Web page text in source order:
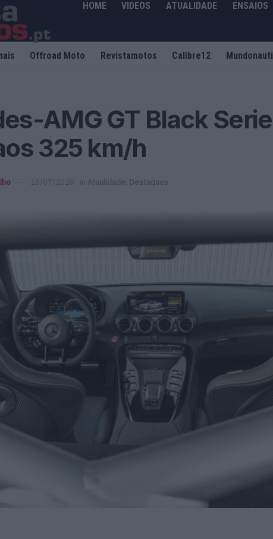
HOME VIDEOS ATUALIDADE ENSAIOS
Offroad Moto Revistamotos Calibre12
AMG GT Black
325 km/h
15/07/2020 in Atualidade Destaques